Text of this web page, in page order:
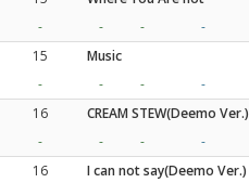
-
- - -
15
Music
-
- - -
16
CREAM STEW(Deemo Ver.)
-
- - -
16
I can not say(Deemo Ver.)